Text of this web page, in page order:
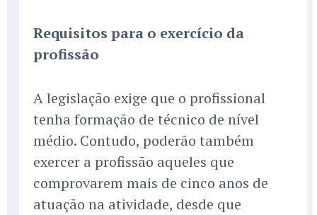
Requisitos para o exercício da
profissão
A legislação exige que o profissional
tenha formação de técnico de nível
médio. Contudo, poderão também
exercer a profissão aqueles que
comprovarem mais de cinco anos de
atuação na atividade, desde que